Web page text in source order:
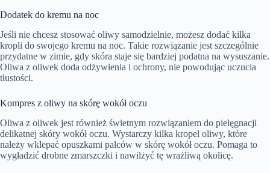
Dodatek do kremu na noc
Jeśli nie chcesz stosować oliwy samodzielnie, możesz dodać kilka
kropli do swojego kremu na noc. Takie rozwiązanie jest szczególnie
przydatne w zimie, gdy skóra staje się bardziej podatna na wysuszanie.
Oliwa z oliwek doda odżywienia i ochrony, nie powodując uczucia
tłustości.
Kompres z oliwy na skórę wokół oczu
Oliwa z oliwek jest również świetnym rozwiązaniem do pielęgnacji
delikatnej skóry wokół oczu. Wystarczy kilka kropel oliwy, które
należy wklepać opuszkami palców w skórę wokół oczu. Pomaga to
wygładzić drobne zmarszczki i nawilżyć tę wrażliwą okolicę.